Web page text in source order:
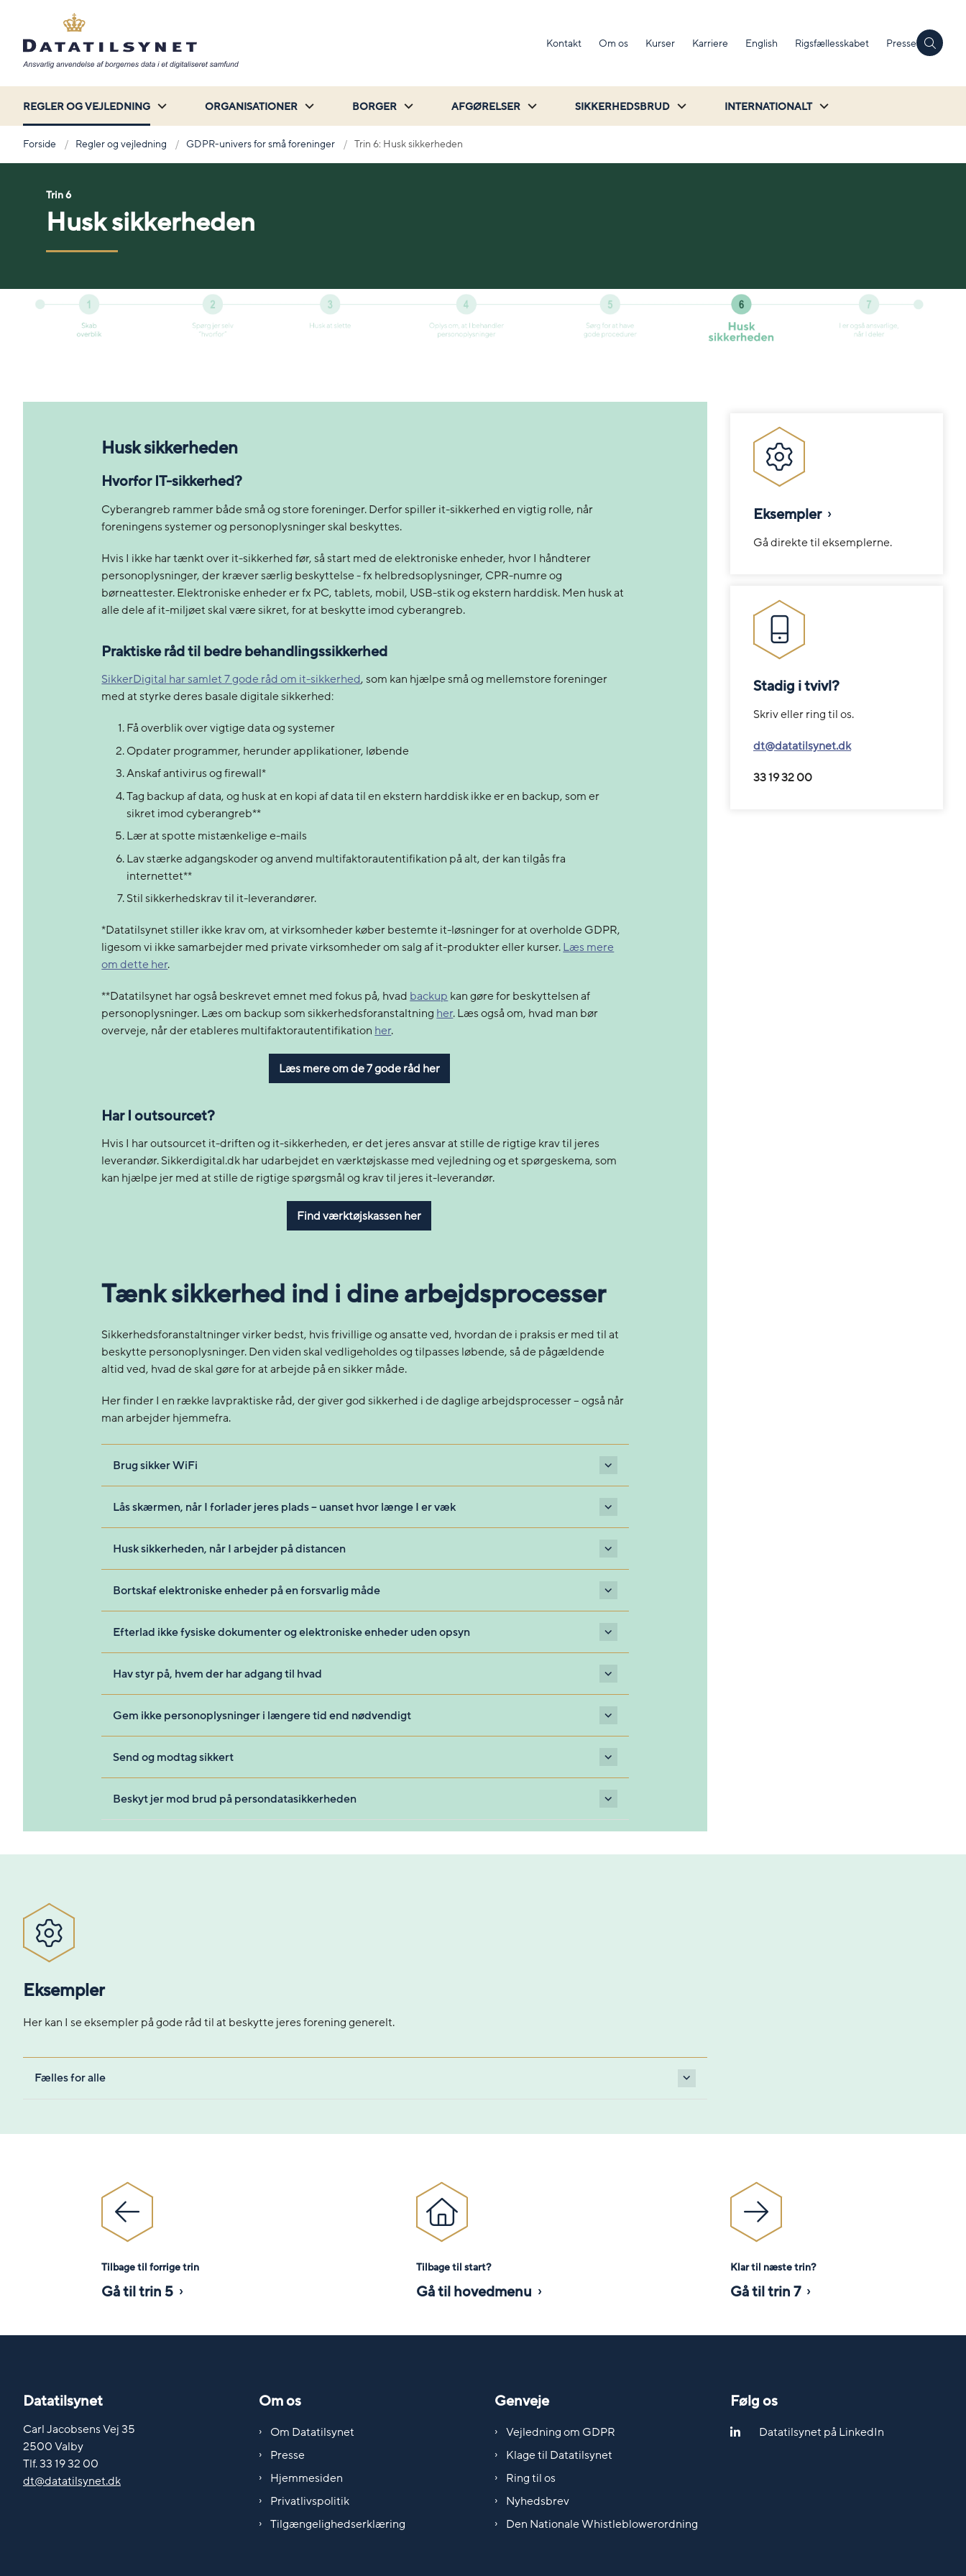
Kontakt Om os Kurser Karriere English Rigsfællesskabet Presse
REGLER OG VEJLEDNING ORGANISATIONER BORGER AFGØRELSER SIKKERHEDSBRUD INTERNATIONALT
Forside Regler og vejledning GDPR-univers for små foreninger Trin 6: Husk sikkerheden
Trin 6
Husk sikkerheden
Husk sikkerheden
Hvorfor IT-sikkerhed?
Cyberangreb rammer både små og store foreninger. Derfor spiller it-sikkerhed en vigtig rolle, når
foreningens systemer og personoplysninger skal beskyttes.
Hvis I ikke har tænkt over it-sikkerhed før, så start med de elektroniske enheder, hvor I håndterer
personoplysninger, der kræver særlig beskyttelse - fx helbredsoplysninger, CPR-numre og
børneattester. Elektroniske enheder er fx PC, tablets, mobil, USB-stik og ekstern harddisk. Men husk at
alle dele af it-miljøet skal være sikret, for at beskytte imod cyberangreb.
Praktiske råd til bedre behandlingssikkerhed
SikkerDigital har samlet 7 gode råd om it-sikkerhed, som kan hjælpe små og mellemstore foreninger
med at styrke deres basale digitale sikkerhed:
Få overblik over vigtige data og systemer
Opdater programmer, herunder applikationer, løbende
Anskaf antivirus og firewall*
Tag backup af data, og husk at en kopi af data til en ekstern harddisk ikke er en backup, som er
sikret imod cyberangreb**
Lær at spotte mistænkelige e-mails
Lav stærke adgangskoder og anvend multifaktorautentifikation på alt, der kan tilgås fra
internettet**
Stil sikkerhedskrav til it-leverandører.
*Datatilsynet stiller ikke krav om, at virksomheder køber bestemte it-løsninger for at overholde GDPR,
ligesom vi ikke samarbejder med private virksomheder om salg af it-produkter eller kurser.Læs mere
om dette her.
**Datatilsynet har også beskrevet emnet med fokus på, hvad backup kan gøre for beskyttelsen af
personoplysninger. Læs om backup som sikkerhedsforanstaltning her. Læs også om, hvad man bør
overveje, når der etableres multifaktorautentifikation her.
Læs mere om de 7 gode råd her
Har I outsourcet?
Hvis I har outsourcet it-driften og it-sikkerheden, er det jeres ansvar at stille de rigtige krav til jeres
leverandør. Sikkerdigital.dk har udarbejdet en værktøjskasse med vejledning og et spørgeskema, som
kan hjælpe jer med at stille de rigtige spørgsmål og krav til jeres it-leverandør.
Find værktøjskassen her
Tænk sikkerhed ind i dine arbejdsprocesser
Sikkerhedsforanstaltninger virker bedst, hvis frivillige og ansatte ved, hvordan de i praksis er med til at
beskytte personoplysninger. Den viden skal vedligeholdes og tilpasses løbende, så de pågældende
altid ved, hvad de skal gøre for at arbejde på en sikker måde.
Her finder I en række lavpraktiske råd, der giver god sikkerhed i de daglige arbejdsprocesser – også når
man arbejder hjemmefra.
Brug sikker WiFi
Lås skærmen, når I forlader jeres plads – uanset hvor længe I er væk
Husk sikkerheden, når I arbejder på distancen
Bortskaf elektroniske enheder på en forsvarlig måde
Efterlad ikke fysiske dokumenter og elektroniske enheder uden opsyn
Hav styr på, hvem der har adgang til hvad
Gem ikke personoplysninger i længere tid end nødvendigt
Send og modtag sikkert
Beskyt jer mod brud på persondatasikkerheden
Eksempler
Gå direkte til eksemplerne.
Stadig i tvivl?
Skriv eller ring til os.
dt@datatilsynet.dk
33 19 32 00
Eksempler
Her kan I se eksempler på gode råd til at beskytte jeres forening generelt.
Fælles for alle
Tilbage til forrige trin
Gå til trin 5
Tilbage til start?
Gå til hovedmenu
Klar til næste trin?
Gå til trin 7
Datatilsynet
Carl Jacobsens Vej 35
2500 Valby
Tlf. 33 19 32 00
dt@datatilsynet.dk
Om os
Om Datatilsynet
Presse
Hjemmesiden
Privatlivspolitik
Tilgængelighedserklæring
Genveje
Vejledning om GDPR
Klage til Datatilsynet
Ring til os
Nyhedsbrev
Den Nationale Whistleblowerordning
Følg os
Datatilsynet på LinkedIn